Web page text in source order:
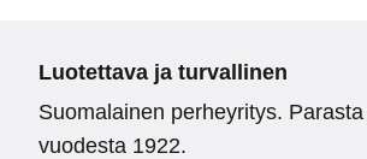
Luotettava ja turvallinen
Suomalainen perheyritys.
vuodesta 1922.